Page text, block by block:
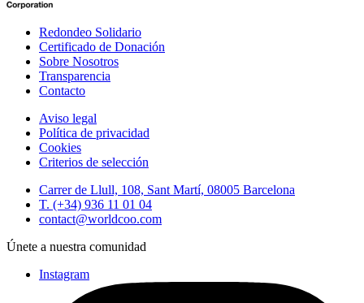
Redondeo Solidario
Certificado de Donación
Sobre Nosotros
Transparencia
Contacto
Aviso legal
Política de privacidad
Cookies
Criterios de selección
Carrer de Llull, 108, Sant Martí, 08005 Barcelona
T. (+34) 936 11 01 04
contact@worldcoo.com
Únete a nuestra comunidad
Instagram